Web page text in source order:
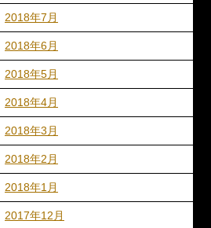
2018年7月
2018年6月
2018年5月
2018年4月
2018年3月
2018年2月
2018年1月
2017年12月